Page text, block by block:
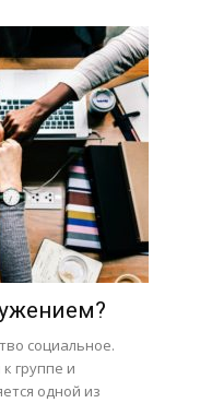
социальное.
группе и
одной из